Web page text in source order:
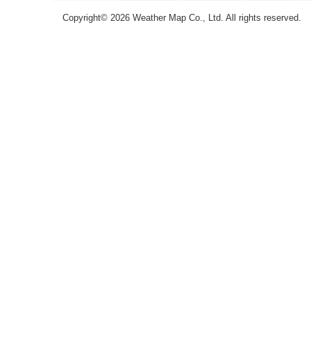
Copyright© 2026 Weather Map Co., Ltd. All rights reserved.